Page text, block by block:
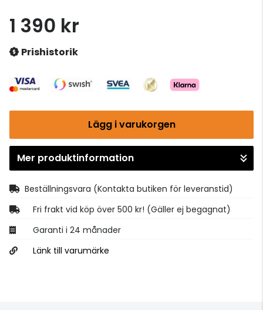
1 390 kr
Prishistorik
Lägg i varukorgen
Gå till kassan
Mer produktinformation
Beställningsvara (Kontakta butiken för leveranstid)
Fri frakt vid köp över 500 kr! (Gäller ej begagnat)
Garanti i 24 månader
Länk till varumärke